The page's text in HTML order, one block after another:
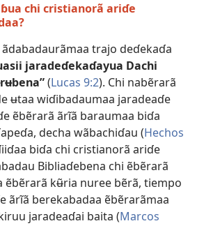
ɓua chi cristianorã ariɗe
ãdabadaurãmaa trajo deɗekaɗa
jaradeɗekaɗayua Dachi
(Lucas 9:2). Chi nabẽrarã
ʉtaa wiɗibadaumaa jaradeaɗe
ẽbẽrarã ãrĩã baraumaa biɗa
decha wãbachiɗau (Hechos
biɗa chi cristianorã ariɗe
Bibliaɗebena chi ẽbẽrarã
ẽbẽrarã kʉ̃ria nuree bẽrã, tiempo
ãrĩã berekabadaa ẽbẽrarãmaa
jaradeaɗai baita (Marcos